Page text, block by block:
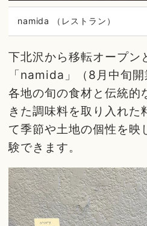
namida （レストラン）
下北沢から移転オープン
「namida」（8月中旬
各地の旬の食材と伝統的
きた調味料を取り入れた
て季節や土地の個性を映
験できます。